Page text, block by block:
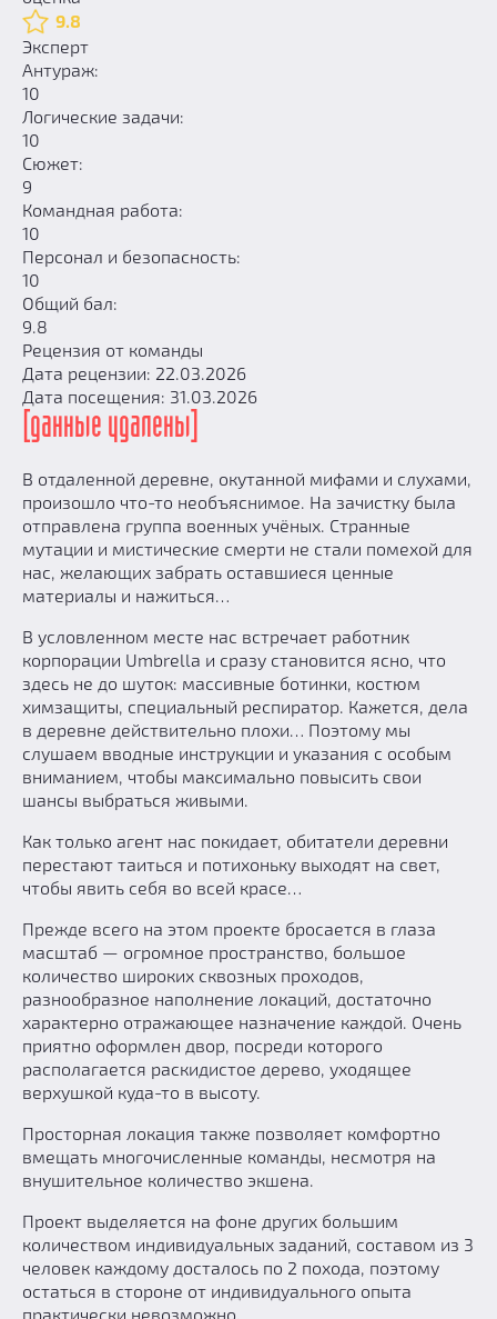
9.8
Эксперт
Антураж:
10
Логические задачи:
10
Сюжет:
9
Командная работа:
10
Персонал и безопасность:
10
Общий бал:
9.8
Рецензия от команды
Дата рецензии: 22.03.2026
Дата посещения: 31.03.2026
[данные удалены]
В отдаленной деревне, окутанной мифами и слухами,
произошло что-то необъяснимое. На зачистку была
отправлена группа военных учёных. Странные
мутации и мистические смерти не стали помехой для
нас, желающих забрать оставшиеся ценные
материалы и нажиться…
В условленном месте нас встречает работник
корпорации Umbrella и сразу становится ясно, что
здесь не до шуток: массивные ботинки, костюм
химзащиты, специальный респиратор. Кажется, дела
в деревне действительно плохи… Поэтому мы
слушаем вводные инструкции и указания с особым
вниманием, чтобы максимально повысить свои
шансы выбраться живыми.
Как только агент нас покидает, обитатели деревни
перестают таиться и потихоньку выходят на свет,
чтобы явить себя во всей красе…
Прежде всего на этом проекте бросается в глаза
масштаб — огромное пространство, большое
количество широких сквозных проходов,
разнообразное наполнение локаций, достаточно
характерно отражающее назначение каждой. Очень
приятно оформлен двор, посреди которого
располагается раскидистое дерево, уходящее
верхушкой куда-то в высоту.
Просторная локация также позволяет комфортно
вмещать многочисленные команды, несмотря на
внушительное количество экшена.
Проект выделяется на фоне других большим
количеством индивидуальных заданий, составом из 3
человек каждому досталось по 2 похода, поэтому
остаться в стороне от индивидуального опыта
практически невозможно.